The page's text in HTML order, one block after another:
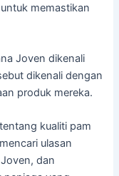
memastikan
Joven dikenali
dikenali dengan
produk mereka.
kualiti pam
ulasan
dan